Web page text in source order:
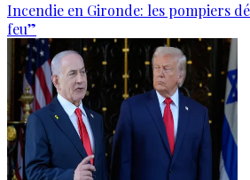
Incendie en Gironde: les pompiers
feu”